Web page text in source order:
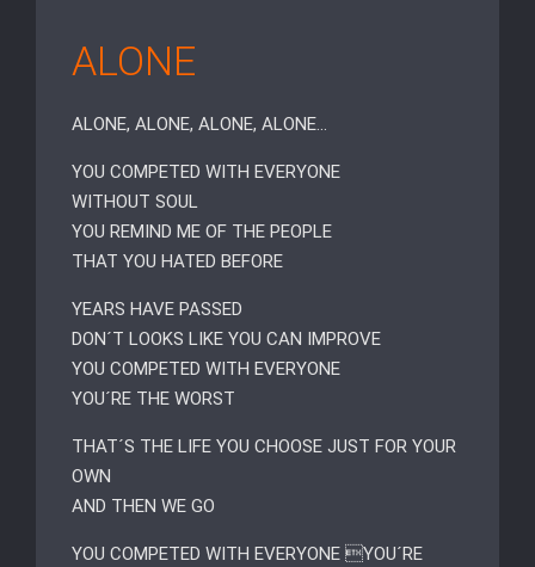
ALONE
ALONE, ALONE, ALONE, ALONE…
YOU COMPETED WITH EVERYONE
WITHOUT SOUL
YOU REMIND ME OF THE PEOPLE
THAT YOU HATED BEFORE
YEARS HAVE PASSED
DON´T LOOKS LIKE YOU CAN IMPROVE
YOU COMPETED WITH EVERYONE
YOU´RE THE WORST
THAT´S THE LIFE YOU CHOOSE JUST FOR YOUR
OWN
AND THEN WE GO
YOU COMPETED WITH EVERYONE YOU´RE